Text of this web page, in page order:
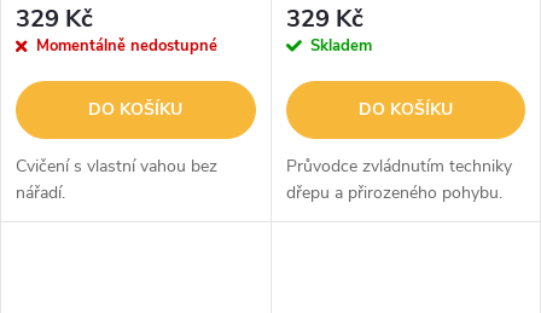
329 Kč
Momentálně nedostupné
DO KOŠÍKU
Cvičení s vlastní vahou bez
nářadí.
329 Kč
Skladem
DO KOŠÍKU
Průvodce zvládnutím techniky
dřepu a přirozeného pohybu.